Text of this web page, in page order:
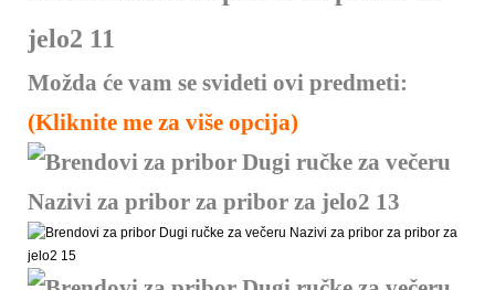
Možda će vam se svideti ovi predmeti:
(Kliknite me za više opcija)